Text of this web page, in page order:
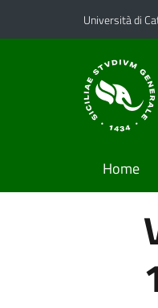
Vai al contenuto
Vai al menu diUniversità di
Home